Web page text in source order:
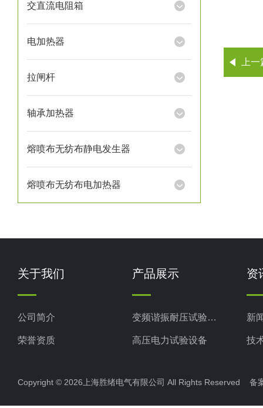
交直流电阻箱
电加热器
拉闸杆
轴承加热器
熔喷布无纺布静电发生器
熔喷布无纺布电加热器
上
关于我们
公司简介
荣誉资质
产品展示
变频谐振耐压试验装置
高压电力试验设备
防雷检测仪器设备
资
新
技
Copyright © 2026上海胜绪电气有限公司 All Rights Reserved 备